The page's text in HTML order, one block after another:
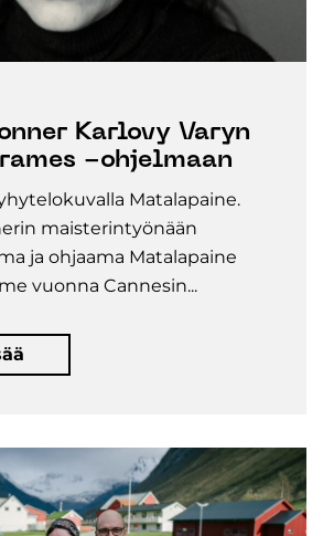
Karlovy Varyn
-ohjelmaan
Matalapaine.
maisterintyönään
ja ohjaama Matalapaine
vuonna Cannesin...